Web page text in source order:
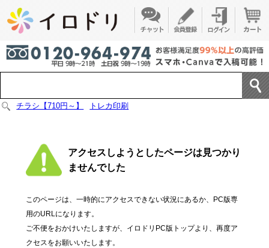
チラシ【710円～】 トレカ印刷
アクセスしようとしたページは見つかり
ませんでした
このページは、一時的にアクセスできない状況にあるか、PC版専
用のURLになります。
ご不便をおかけいたしますが、イロドリPC版トップより、再度ア
クセスをお願いいたします。